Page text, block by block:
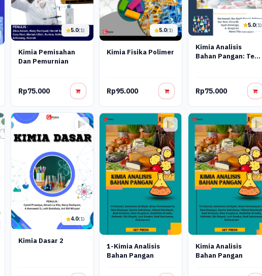
5.0(1)
Kimia Pemisahan
Dan Pemurnian
Rp75.000
5.0(1)
Kimia Fisika Polimer
Rp95.000
5.0(1)
Kimia Analisis
Bahan Pangan: Teori
Rp75.000
4.0(1)
Kimia Dasar 2
1-Kimia Analisis
Bahan Pangan
Kimia Analisis
Bahan Pangan